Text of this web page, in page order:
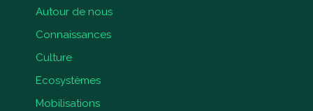
Autour de nous
Connaissances
Culture
Ecosystèmes
Mobilisations